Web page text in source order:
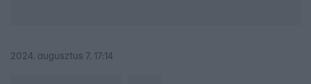
2024. augusztus 7. 17:14